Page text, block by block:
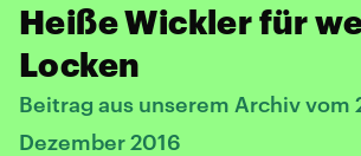
Heiße Wickler für
Locken
Beitrag aus unserem Archiv vom
Dezember 2016